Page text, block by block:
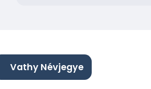
Vathy Névjegye